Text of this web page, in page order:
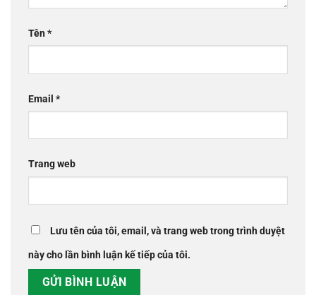
Tên*
Email *
Trang web
Lưu tên của tôi, email, và trang web trong trình duyệt
này cho lần bình luận kế tiếp của tôi.